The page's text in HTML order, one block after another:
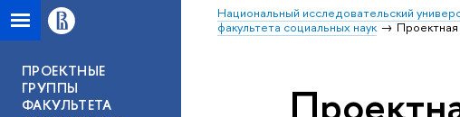
Национальный исследовательский
факультета социальных наук
Проектная
ПРОЕКТНЫЕ
ГРУППЫ
ФАКУЛЬТЕТА